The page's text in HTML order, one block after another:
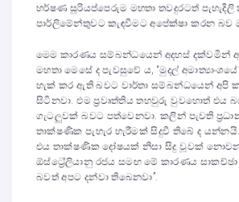
හර්ෂණ සූරියප්පෙරුම මහතා තවදුරටත් පැහැදිලි
පාර්ලිමේන්තුවට කැඳවීමට අපේක්ෂා කරන බව
මෙම කාරණය සම්බන්ධයෙන් අදහස් දක්වමින්
මහතා මෙසේ ද පැවසුවේ ය, “මුදල්
හැක් කර ඇති බවට වාර්තා සම්බන්ධයෙන් අපි
සිටිනවා. එම ප්‍රවෘත්තිය තහවුරු වුවහොත් එය
ගැටලුවක් බවට පත්වෙනවා. කලින් පැවති
තාක්ෂණික පැහැර හැරීමක් සිදුවී තිබේ ද යන්නයි.
එය තාක්ෂණික දෝෂයක් නිසා සිදු වූවක්
ඕස්ට්‍රේලියානු රජය සමඟ මේ කාරණය
බවත් අපට දන්වා තිබෙනවා”.